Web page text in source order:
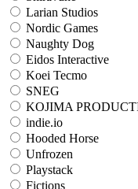
Larian Studios
Nordic Games
Naughty Dog
Eidos Interactive
Koei Tecmo
SNEG
KOJIMA
indie.io
Hooded Horse
Unfrozen
Playstack
Fictions